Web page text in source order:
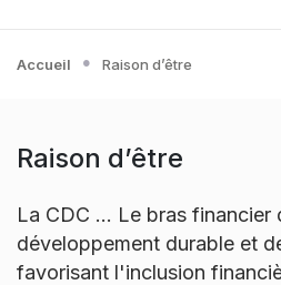
Accueil Raison d’être
Raison d’être
La CDC ... Le bras
développement durable et
favorisant l'inclusion